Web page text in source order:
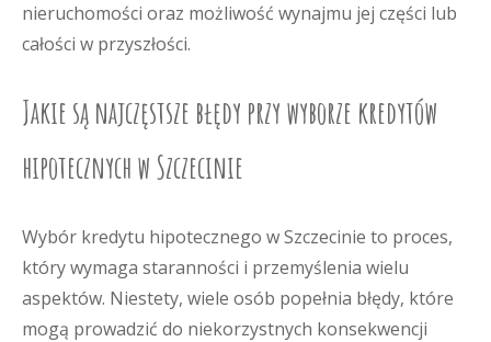
nieruchomości oraz możliwość wynajmu jej części lub
całości w przyszłości.
Jakie są najczęstsze błędy przy wyborze kredytów
hipotecznych w Szczecinie
Wybór kredytu hipotecznego w Szczecinie to proces,
który wymaga staranności i przemyślenia wielu
aspektów. Niestety, wiele osób popełnia błędy, które
mogą prowadzić do niekorzystnych konsekwencji